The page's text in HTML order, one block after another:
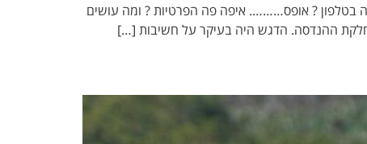
? אופס………. איפה פה הפרטיות ? ומה עושים
ההנדסה. הדגש היה בעיקר על חשיבות […]